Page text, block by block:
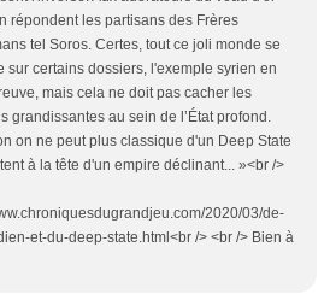
répondent les partisans des Frères
tel Soros. Certes, tout ce joli monde se
sur certains dossiers, l'exemple syrien en
mais cela ne doit pas cacher les
grandissantes au sein de l’État profond.
on ne peut plus classique d'un Deep State
à la tête d'un empire déclinant... »<br />
2020/03/de-
et-du-deep-state.html<br /> <br /> Bien à